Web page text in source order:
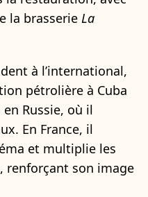
la brasserie La
à l’international,
pétrolière à Cuba
Russie, où il
En France, il
et multiplie les
renforçant son image